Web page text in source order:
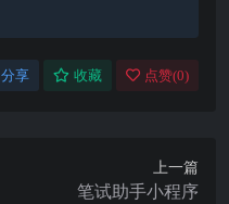
分享 收藏 点赞(0)
上一篇
笔试助手小程序